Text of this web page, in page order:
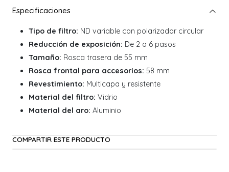
Tipo de filtro: ND variable con polarizador circular
Reducción de exposición: De 2 a 6 pasos
Tamaño: Rosca trasera de 55 mm
Rosca frontal para accesorios: 58 mm
Revestimiento: Multicapa y resistente
Material del filtro: Vidrio
Material del aro: Aluminio
COMPARTIR ESTE PRODUCTO